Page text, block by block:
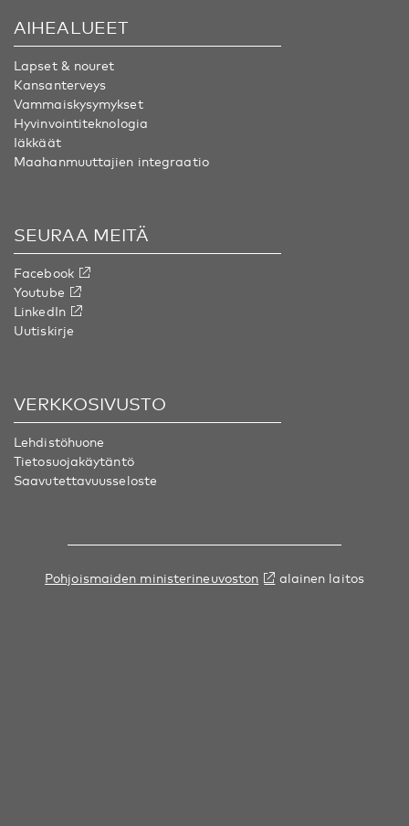
AIHEALUEET
Lapset & nouret
Kansanterveys
Vammaiskysymykset
Hyvinvointiteknologia
Iäkkäät
Maahanmuuttajien integraatio
SEURAA MEITÄ
Facebook
Youtube
LinkedIn
Uutiskirje
VERKKOSIVUSTO
Lehdistöhuone
Tietosuojakäytäntö
Saavutettavuusseloste
Pohjoismaiden ministerineuvoston alainen laitos